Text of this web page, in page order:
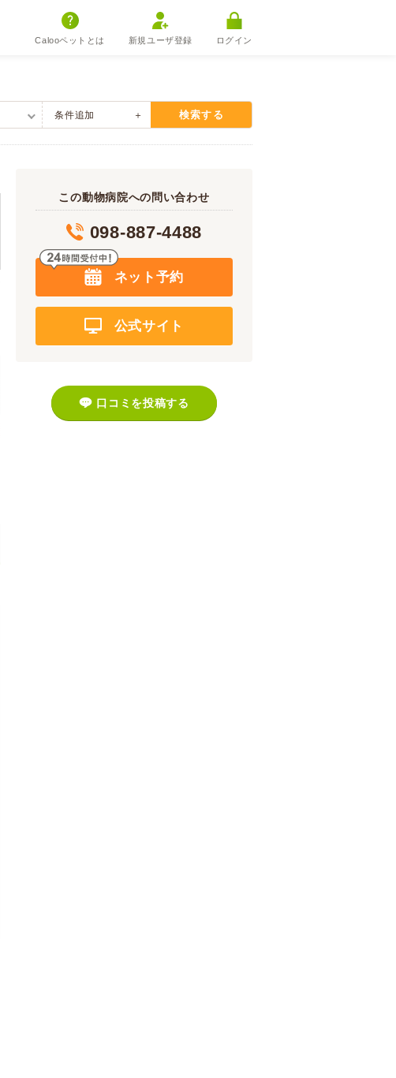
Calooペットとは 新規ユーザ登録 ログイン
条件追加 検索する
この動物病院への問い合わせ
098-887-4488
ネット予約
公式サイト
口コミを投稿する